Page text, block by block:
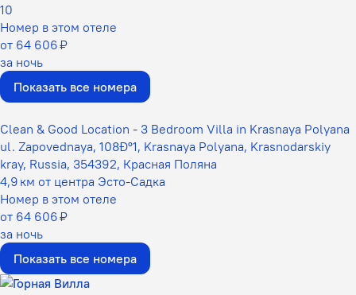
10
Номер в этом отеле
от 64 606 ₽
за ночь
Показать все номера
Clean & Good Location - 3 Bedroom Villa in Krasnaya Polyana
ul. Zapovednaya, 108Ðº1, Krasnaya Polyana, Krasnodarskiy
kray, Russia, 354392, Красная Поляна
4,9 км от центра Эсто-Садка
Номер в этом отеле
от 64 606 ₽
за ночь
Показать все номера